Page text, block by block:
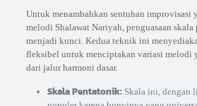
Untuk menambahkan sentuhan improvisasi
melodi Shalawat Nariyah, penguasaan
menjadi kunci. Kedua teknik ini
fleksibel untuk menciptakan variasi melodi
dari jalur harmoni dasar.
Skala Pentatonik:Skala ini, dengan